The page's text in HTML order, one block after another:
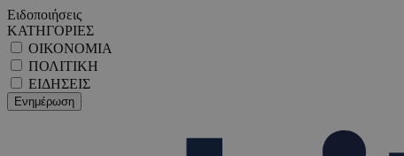
Ειδοποιήσεις
ΚΑΤΗΓΟΡΙΕΣ
ΟΙΚΟΝΟΜΙΑ
ΠΟΛΙΤΙΚΗ
ΕΙΔΗΣΕΙΣ